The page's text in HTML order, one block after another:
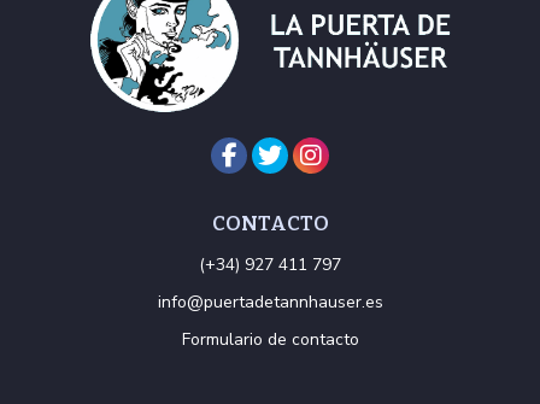
CONTACTO
(+34) 927 411 797
info@puertadetannhauser.es
Formulario de contacto